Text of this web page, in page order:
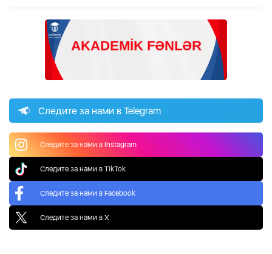
Следите за нами в Telegram
Следите за нами в Instagram
Следите за нами в TikTok
Следите за нами в Facebook
Следите за нами в X